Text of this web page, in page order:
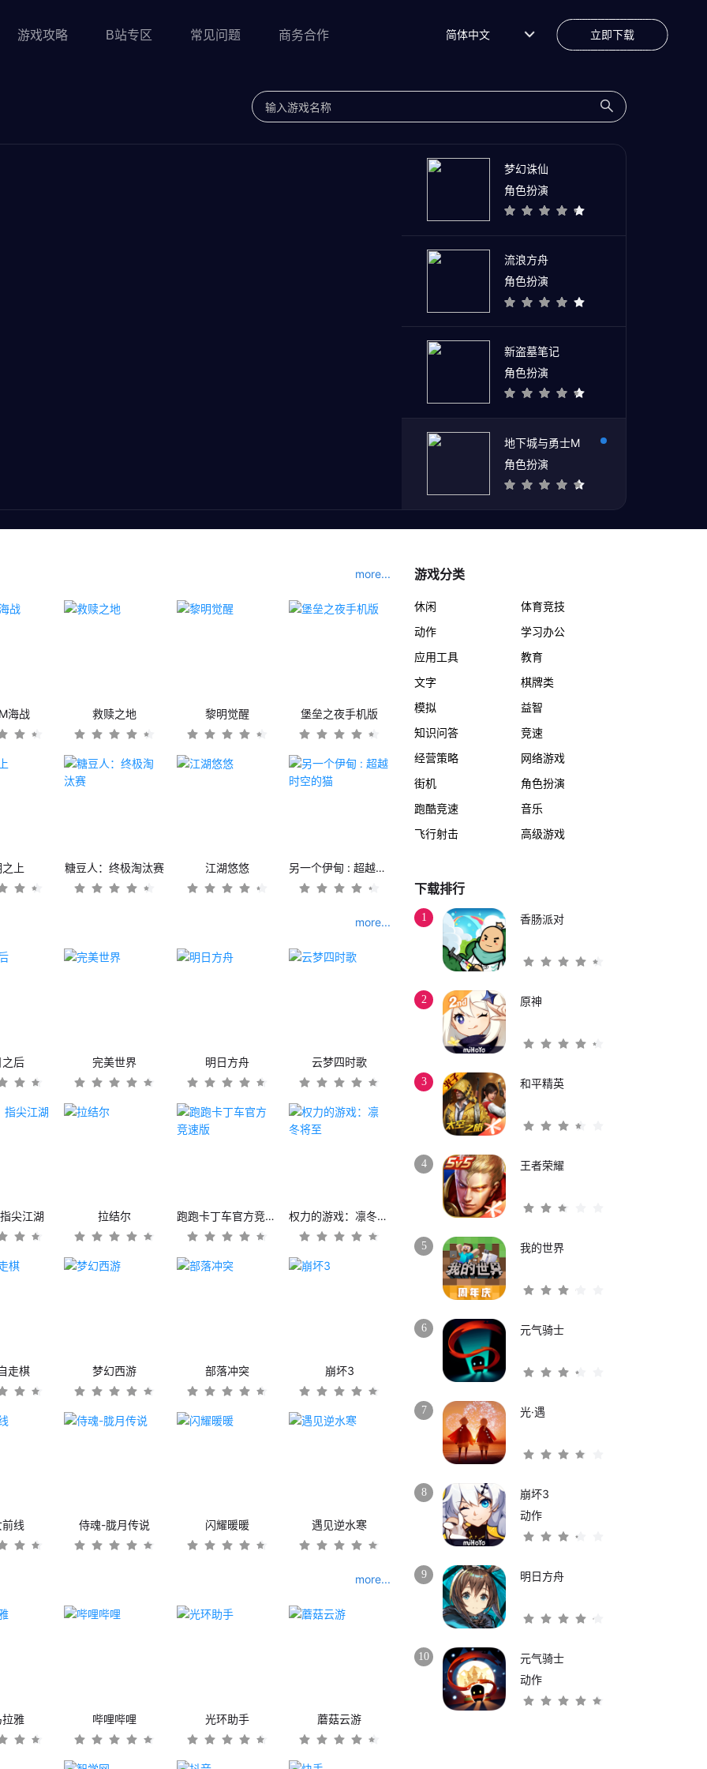
游戏攻略 B站专区 常见问题 商务合作 简体中文 立即下载
梦幻诛仙
角色扮演
流浪方舟
角色扮演
新盗墓笔记
角色扮演
地下城与勇士M
角色扮演
more...
海战 救赎之地 黎明觉醒 堡垒之夜手机版
上 糖豆人：终极淘汰赛 江湖悠悠 另一个伊甸 : 超越时空的猫
more...
后 完美世界 明日方舟 云梦四时歌
尖江湖 拉结尔 跑跑卡丁车官方竞速版 权力的游戏：凛冬将至
走棋 梦幻西游 部落冲突 崩坏3
线 侍魂-胧月传说 闪耀暖暖 遇见逆水寒
more...
雅 哔哩哔哩 光环助手 蘑菇云游
游戏分类
休闲
体育竞技
动作
学习办公
应用工具
教育
文字
棋牌类
模拟
益智
知识问答
竞速
经营策略
网络游戏
街机
角色扮演
跑酷竞速
音乐
飞行射击
高级游戏
下载排行
1 香肠派对
2 原神
3 和平精英
4 王者荣耀
5 我的世界
6 元气骑士
7 光·遇
8
崩坏3
动作
9 明日方舟
10
元气骑士
动作